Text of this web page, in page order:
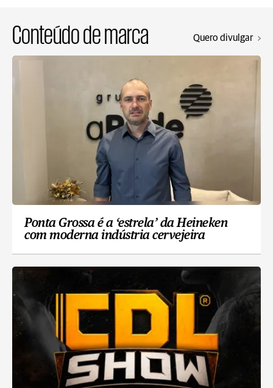
Conteúdo de marca Quero divulgar
Ponta Grossa é a ‘estrela’ da Heineken
com moderna indústria cervejeira